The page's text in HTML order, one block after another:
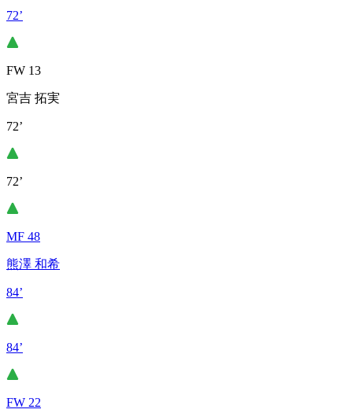
72’
FW 13
宮吉 拓実
72’
72’
MF 48
熊澤 和希
84’
84’
FW 22